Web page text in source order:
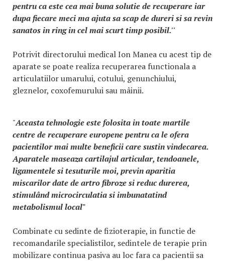
pentru ca este cea mai buna solutie de recuperare iar
dupa fiecare meci ma ajuta sa scap de dureri si sa revin
sanatos in ring in cel mai scurt timp posibil.''
Potrivit directorului medical Ion Manea cu acest tip de
aparate se poate realiza recuperarea functionala a
articulatiilor umarului, cotului, genunchiului,
gleznelor, coxofemurului sau mâinii.
"Aceasta tehnologie este folosita in toate martile
centre de recuperare europene pentru ca le ofera
pacientilor mai multe beneficii care sustin vindecarea.
Aparatele maseaza cartilajul articular, tendoanele,
ligamentele si tesuturile moi, previn aparitia
miscarilor date de artro fibroze si reduc durerea,
stimulând microcirculatia si imbunatatind
metabolismul local"
Combinate cu sedinte de fizioterapie, in functie de
recomandarile specialistilor, sedintele de terapie prin
mobilizare continua pasiva au loc fara ca pacientii sa